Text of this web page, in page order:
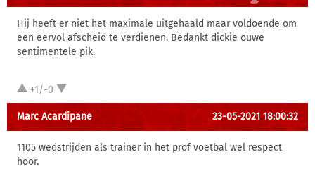
Hij heeft er niet het maximale uitgehaald maar voldoende om
een eervol afscheid te verdienen. Bedankt dickie ouwe
sentimentele pik.
+1/-0
Marc Acardipane 23-05-2021 18:00:32
1105 wedstrijden als trainer in het prof voetbal wel respect
hoor.